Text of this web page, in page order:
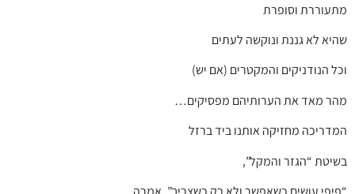
מתעוררת וסופרת
שהיא לא גננת ונוקשה לעתים
וכל הנודניקים והמקטרים (אם יש)
מהר מאד את הערותיהם מפסיקים…
המדריכה מחזיקה אותנו ביד ברזל
בשיטת “הגזר והמקל”,